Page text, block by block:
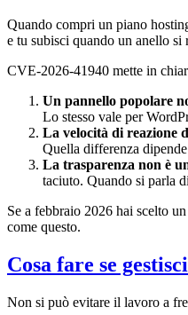
Quando compri un piano
e tu subisci quando un anello si
CVE-2026-41940 mette in
Un pannello popolare
Lo stesso vale per
La velocità di reazione
Quella differenza
La trasparenza non è
taciuto. Quando si parla
Se a febbraio 2026 hai scelto
come questo.
Cosa fare se
Non si può evitare il lavoro a